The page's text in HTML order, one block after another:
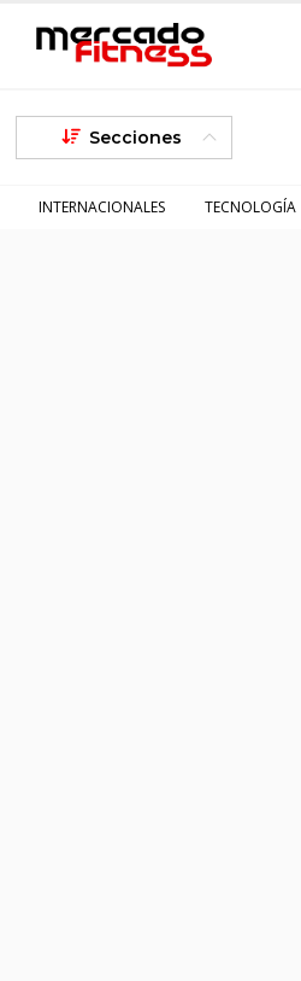
Secciones
INTERNACIONALES TECNOLOGÍA